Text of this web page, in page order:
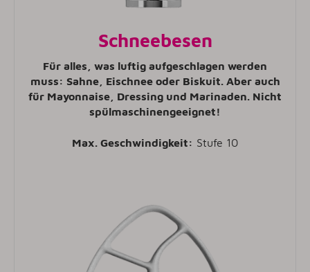
Schneebesen
Für alles, was luftig aufgeschlagen werden
muss: Sahne, Eischnee oder Biskuit. Aber auch
für Mayonnaise, Dressing und Marinaden. Nicht
spülmaschinengeeignet!
Max. Geschwindigkeit: Stufe 10